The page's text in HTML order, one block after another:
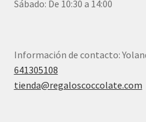
Sábado: De 10:30 a 14:00
Información de contacto:
641305108
tienda@regaloscoccolate.com